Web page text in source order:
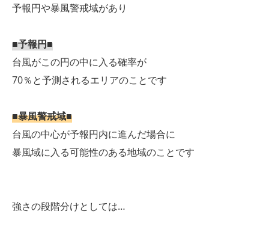
予報円や暴風警戒域があり
■予報円■
台風がこの円の中に入る確率が
70％と予測されるエリアのことです
■暴風警戒域■
台風の中心が予報円内に進んだ場合に
暴風域に入る可能性のある地域のことです
強さの段階分けとしては…